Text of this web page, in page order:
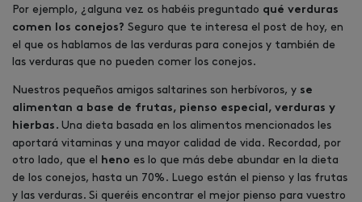
Por ejemplo, ¿alguna vez os habéis preguntado qué verduras
comen los conejos? Seguro que te interesa el post de hoy, en
el que os hablamos de las verduras para conejos y también de
las verduras que no pueden comer los conejos.
Nuestros pequeños amigos saltarines son herbívoros, y se
alimentan a base de frutas, pienso especial, verduras y
hierbas. Una dieta basada en los alimentos mencionados les
aportará vitaminas y una mayor calidad de vida. Recordad, por
otro lado, que el
heno es lo que más debe abundar en la dieta
de los conejos, hasta un 70%. Luego están el
pienso y las frutas
y las verduras. Si queréis encontrar el mejor pienso para vuestro